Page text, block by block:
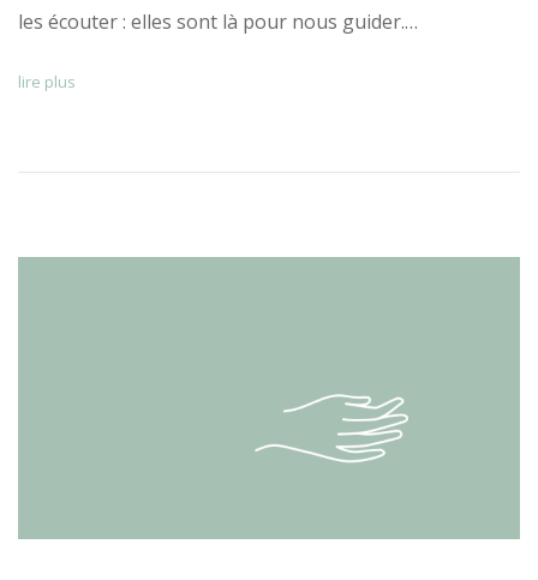
les écouter : elles sont là pour nous guider.…
lire plus